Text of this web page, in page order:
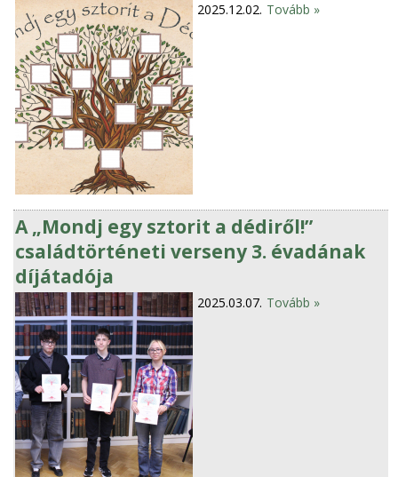
2025.12.02. Tovább »
A „Mondj egy sztorit a dédiről!”
családtörténeti verseny 3. évadának
díjátadója
2025.03.07. Tovább »